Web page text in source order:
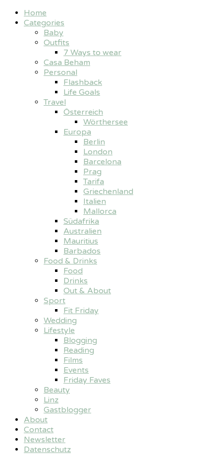
Home
Categories
Baby
Outfits
7 Ways to wear
Casa Beham
Personal
Flashback
Life Goals
Travel
Österreich
Wörthersee
Europa
Berlin
London
Barcelona
Prag
Tarifa
Griechenland
Italien
Mallorca
Südafrika
Australien
Mauritius
Barbados
Food & Drinks
Food
Drinks
Out & About
Sport
Fit Friday
Wedding
Lifestyle
Blogging
Reading
Films
Events
Friday Faves
Beauty
Linz
Gastblogger
About
Contact
Newsletter
Datenschutz